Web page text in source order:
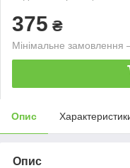
375 ₴
Мінімальне замовлення
Опис
Опис